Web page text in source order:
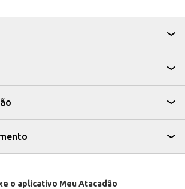
o aplicativo Meu Atacadão